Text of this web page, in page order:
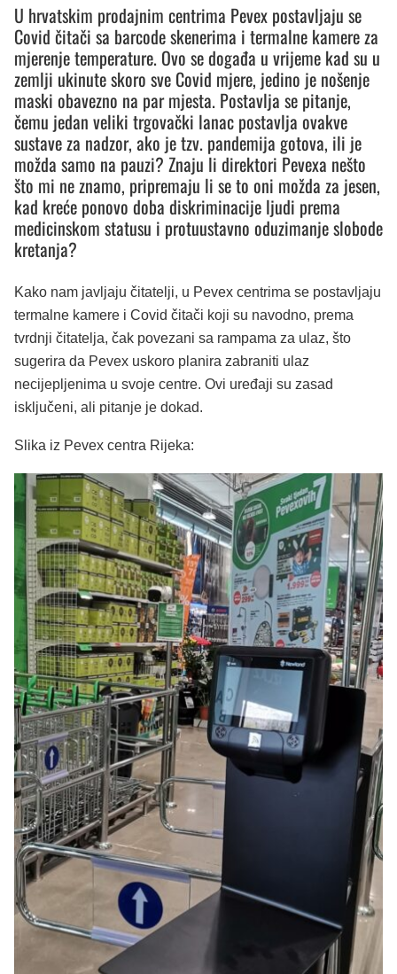
U hrvatskim prodajnim centrima Pevex postavljaju se
Covid čitači sa barcode skenerima i termalne kamere za
mjerenje temperature. Ovo se događa u vrijeme kad su u
zemlji ukinute skoro sve Covid mjere, jedino je nošenje
maski obavezno na par mjesta. Postavlja se pitanje,
čemu jedan veliki trgovački lanac postavlja ovakve
sustave za nadzor, ako je tzv. pandemija gotova, ili je
možda samo na pauzi? Znaju li direktori Pevexa nešto
što mi ne znamo, pripremaju li se to oni možda za jesen,
kad kreće ponovo doba diskriminacije ljudi prema
medicinskom statusu i protuustavno oduzimanje slobode
kretanja?
Kako nam javljaju čitatelji, u Pevex centrima se postavljaju
termalne kamere i Covid čitači koji su navodno, prema
tvrdnji čitatelja, čak povezani sa rampama za ulaz, što
sugerira da Pevex uskoro planira zabraniti ulaz
necijepljenima u svoje centre. Ovi uređaji su zasad
isključeni, ali pitanje je dokad.
Slika iz Pevex centra Rijeka: